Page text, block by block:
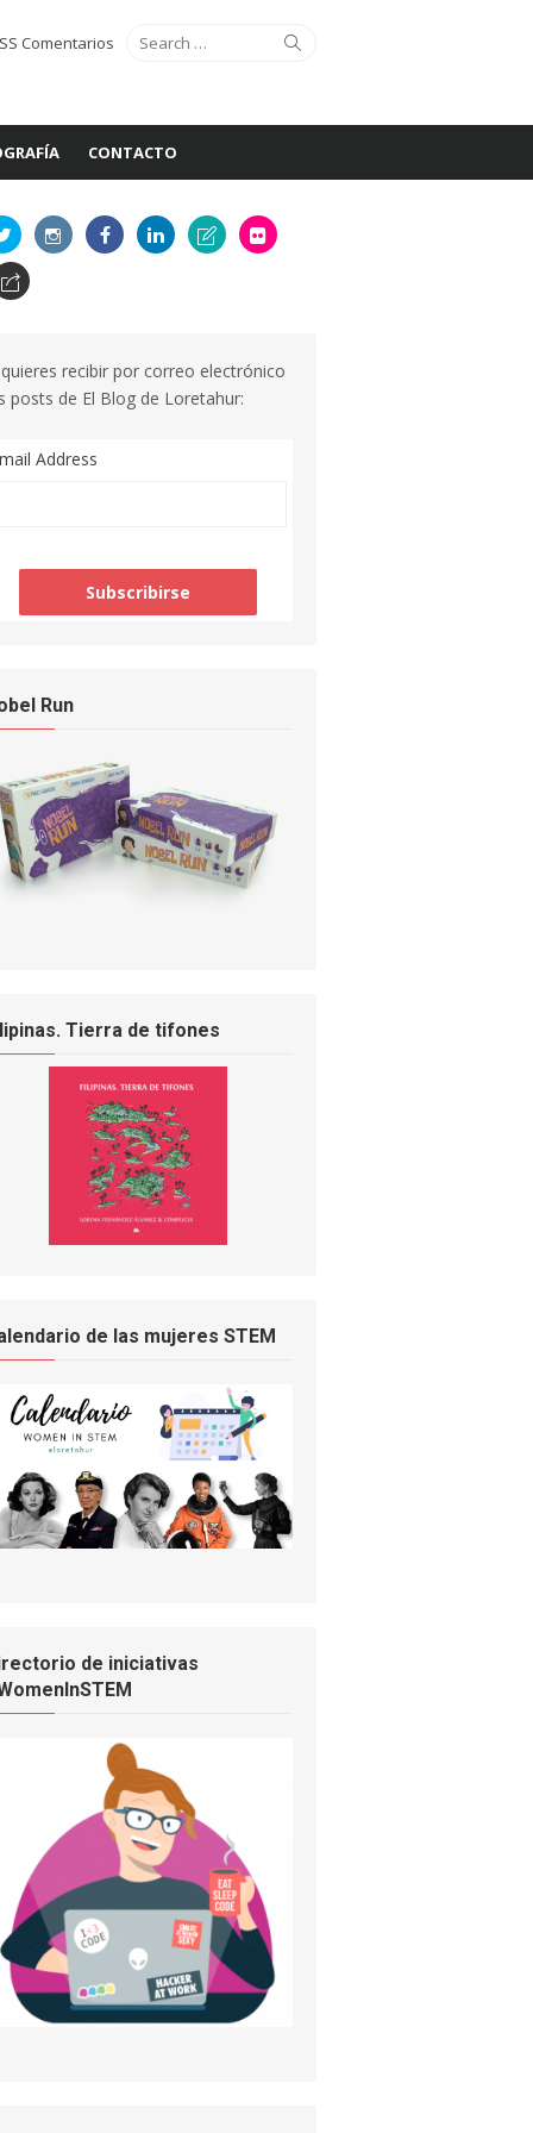
Search
for:
Comentarios
CONTACTO
recibir por correo electrónico
posts de El Blog de Loretahur:
Address
Run
Tierra de tifones
de las mujeres STEM
de iniciativas